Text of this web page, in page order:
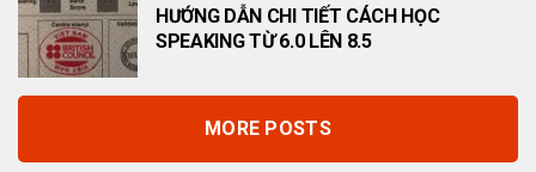
HƯỚNG DẪN CHI TIẾT CÁCH HỌC
SPEAKING TỪ 6.0 LÊN 8.5
MORE POSTS